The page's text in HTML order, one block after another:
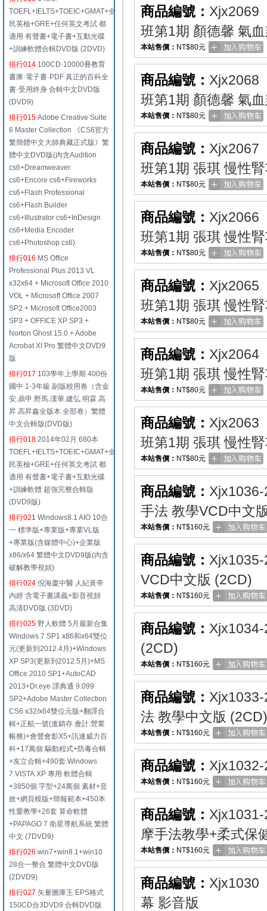
TOEFL+IELTS+TOEIC+GMAT+全
民英檢+GRE+任何英文考試 都
適用 有聲書+電子書+互動光碟
+訓練軟體合輯DVD版 (2DVD)
排行014 100CD·10000冊教育
書庫·電子書·PDF 真正的百科全
書·受用終身 合輯中文DVD版
(DVD9)
排行015 Adobe Creative Suite
6 Master Collection 《CS6官方
繁簡體中文大師典藏正式版》繁
體中文DVD版(內含Audition
cs6+Dreamweaver
cs6+Encore cs6+Fireworks
cs6+Flash Professional
cs6+Flash Builder
cs6+Illustrator cs6+InDesign
cs6+Media Encoder
cs6+Photoshop cs6)
排行016 MS Office
Professional Plus 2013 VL
x32x64 + Microsoft Office 2010
VOL + Microsoft Office 2007
SP2 + Microsoft Office2003
SP3 + OFFICE XP SP3 +
Norton Ghost 15.0 + Adobe
Acrobat XI Pro 繁體中文DVD9
版
排行017 103學年上學期 400份
國中 1-3年級 副版校用卷（含金
安.鼎甲.野馬.漢華.建弘.明霖.高
昇.高昇鑫全版本.全部卷）繁體
中文合輯版(DVD版)
排行018 2014年02月 680本
TOEFL+IELTS+TOEIC+GMAT+全
民英檢+GRE+任何英文考試 都
適用 有聲書+電子書+互動光碟
+訓練軟體 超強完整合輯版
(DVD9版)
排行021 Windows8.1 AIO 10合
一 標準版+專業版+專業VL版
+專業版(含媒體中心)+企業版
x86/x64 繁體中文DVD9版(內含
破解教學視頻)
排行024 倪海廈中醫 人紀黃帝
內經 含電子書講義+影音視頻
高清DVD版 (3DVD)
排行025 野人軟體 5月最新合集
Windows 7 SP1 x86和x64雙位
元(更新到2012.4月)+Windows
XP SP3(更新到2012.5月)+MS
Office 2010 SP1+AutoCAD
2013+Dr.eye 譯典通 9.099
SP2+Adobe Master Collection
CS6 x32/x64雙位元版+翻譯合
輯+正航一號(進銷存.會計.營業
帳務)+會聲會影X5+訊連威力百
科+17萬個 驅動程式+防毒合輯
+友立合輯+490套 Windows
7.VISTA.XP 專用 軟體合輯
+3850個 字型+24萬個 素材+音
效+網頁模版+簡報範本+450本
性愛教學+26套 算命軟體
+PAPAGO 7 衛星導航系統 繁體
中文 (7DVD9)
排行026 win7+win8.1+win10
28合一整合 繁體中文DVD版
(2DVD9)
排行027 矢量圖庫王 EPS格式
150CD合3DVD9 合輯DVD版
商品編號： Xjx2069
班第1期 顏德馨 氣
本站售價： NT$80元
商品編號： Xjx2068
班第1期 顏德馨 氣
本站售價： NT$80元
商品編號： Xjx2067
班第1期 張琪 慢性
本站售價： NT$80元
商品編號： Xjx2066
班第1期 張琪 慢性
本站售價： NT$80元
商品編號： Xjx2065
班第1期 張琪 慢性
本站售價： NT$80元
商品編號： Xjx2064
班第1期 張琪 慢性
本站售價： NT$80元
商品編號： Xjx2063
班第1期 張琪 慢性
本站售價： NT$80元
商品編號： Xjx1036-
手法 教學VCD中文
本站售價： NT$160元
商品編號： Xjx1035-
VCD中文版 (2CD)
本站售價： NT$160元
商品編號： Xjx1034-
(2CD)
本站售價： NT$160元
商品編號： Xjx1033-
法 教學中文版 (2CD)
本站售價： NT$160元
商品編號： Xjx1032-
本站售價： NT$160元
商品編號： Xjx1031-
摩手法教學+柔式保
本站售價： NT$160元
商品編號： Xjx1030
幕 影音版